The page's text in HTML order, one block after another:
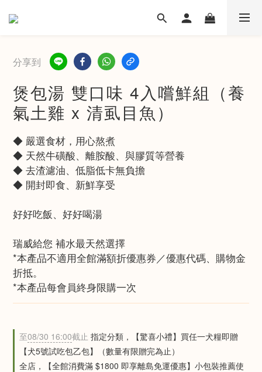
分享到
煲包湯 雙口味 4入嚐鮮組（養
氣土雞 x 清虱目魚）
◆ 嚴選食材，用心熬煮
◆ 天然牛磺酸、離胺酸、與膠質等營養
◆ 去渣濾油、低脂低卡無負擔
◆ 開封即食、新鮮享受
好好吃飯、好好喝湯
瑞威給您 補水最天然選擇
*本產品不適用全館滿額折優惠券／優惠代碼、購物金
折抵。
*本產品每會員終身限購一次
至08/30 16:00截止 指定分類，【驚喜小禮】買任一犬糧即贈
【犬5號試吃包乙包】（數量有限贈完為止）
全店，【全館消費滿 $1800 即享離島免運優惠】小包裝推薦使